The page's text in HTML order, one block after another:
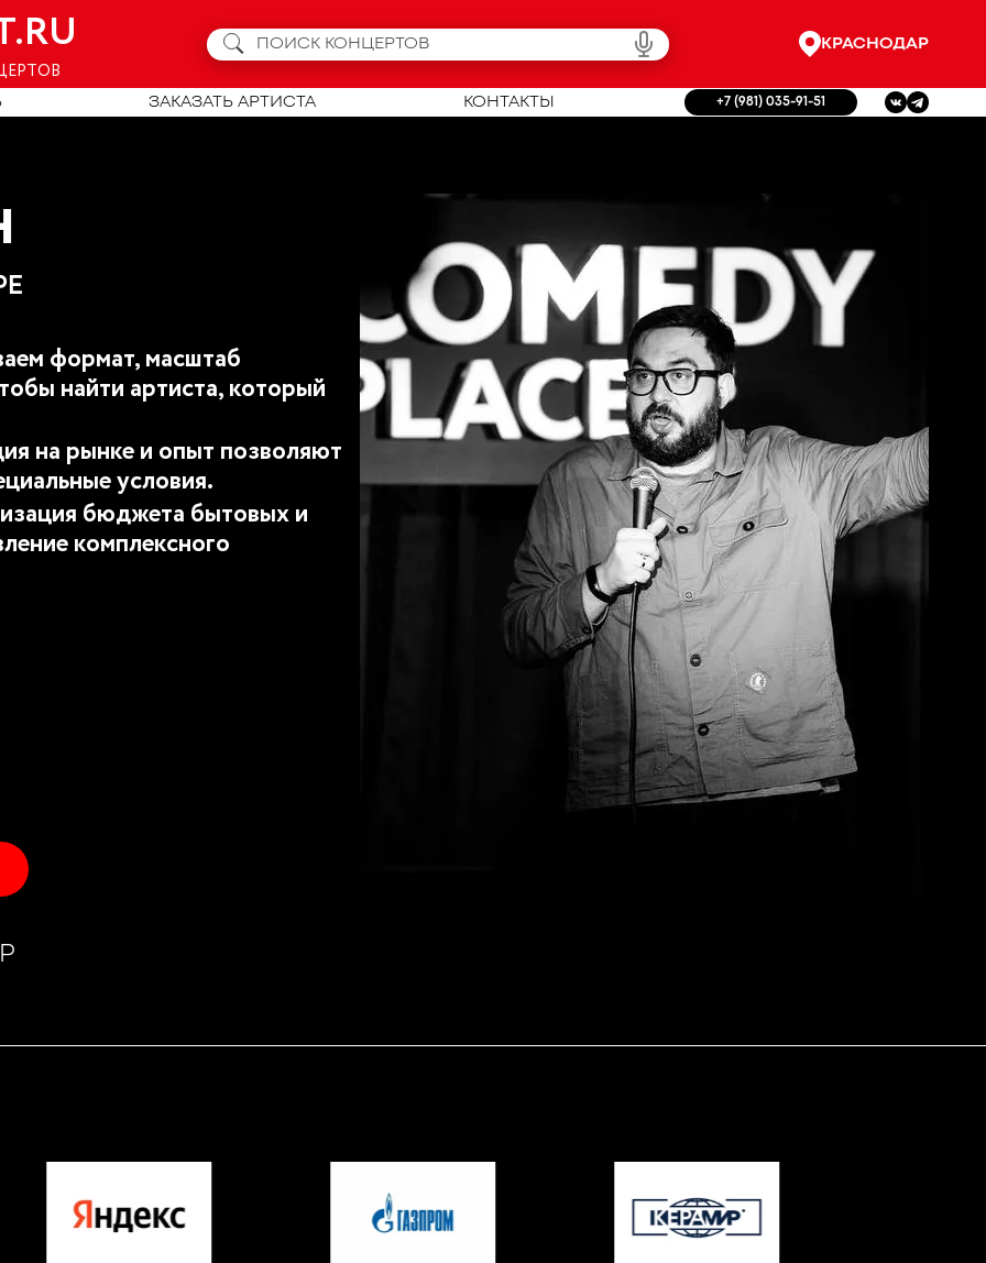
КРАСНОДАР
ЗАКАЗАТЬ АРТИСТА КОНТАКТЫ +7 (981) 035-91-51
формат, масштаб
найти артиста, который
на рынке и опыт позволяют
условия.
бюджета бытовых и
комплексного